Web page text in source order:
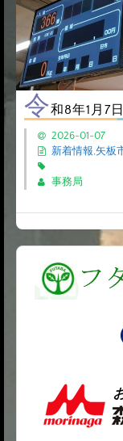
令和8年1月7
2026-01-07
新着情報,矢板
事務局